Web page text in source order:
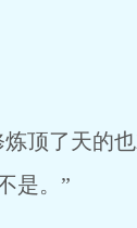
顶了天的
是。”